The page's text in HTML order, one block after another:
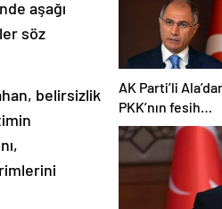
aşağı
söz
belirsizlik
AK Parti’li
PKK’nın fesih
kararına ilişkin
açıklama:
söz konusu